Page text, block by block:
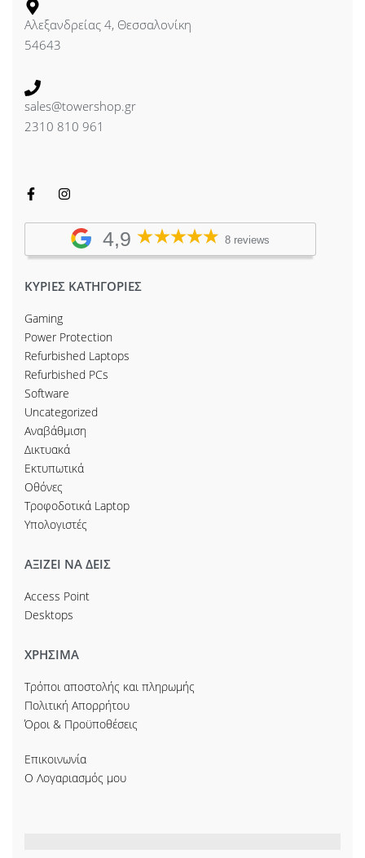
Αλεξανδρείας 4, Θεσσαλονίκη
54643
sales@towershop.gr
2310 810 961
4,9 8 reviews
ΚΥΡΙΕΣ ΚΑΤΗΓΟΡΙΕΣ
Gaming
Power Protection
Refurbished Laptops
Refurbished PCs
Software
Uncategorized
Αναβάθμιση
Δικτυακά
Εκτυπωτικά
Οθόνες
Τροφοδοτικά Laptop
Υπολογιστές
ΑΞΙΖΕΙ ΝΑ ΔΕΙΣ
Access Point
Desktops
ΧΡΗΣΙΜΑ
Τρόποι αποστολής και πληρωμής
Πολιτική Απορρήτου
Όροι & Προϋποθέσεις
Επικοινωνία
Ο Λογαριασμός μου